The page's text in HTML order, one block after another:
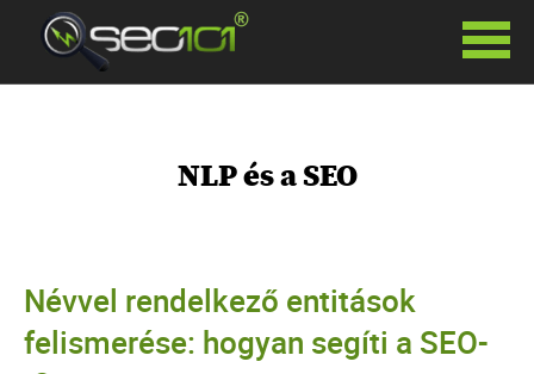
KERESŐOPTIMALIZÁLÁS
PR CIKKEK
LINKÉPÍTÉS
GOOGLE ADS
NLP és a SEO
Névvel rendelkező entitások
felismerése: hogyan segíti a SEO-